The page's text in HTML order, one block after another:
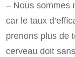
– Nous sommes
car le taux
prenons plus de
cerveau doit